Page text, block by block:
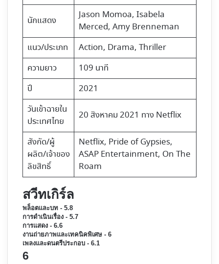
นักแสดง Jason Momoa, Isabela
Merced, Amy Brenneman
แนว/ประเภท
Action, Drama, Thriller
ความยาว
109 นาที
ปี
2021
วันเข้าฉายใน
ประเทศไทย
20 สิงหาคม 2021 ทาง Netflix
สังกัด/ผู้
ผลิต/เจ้าของ
ลิขสิทธิ์
Netflix, Pride of Gypsies,
ASAP Entertainment, On The
Roam
สวีทเกิร์ล
พล็อตและบท - 5.8
การดำเนินเรื่อง - 5.7
การแสดง - 6.6
งานถ่ายภาพและเทคนิคพิเศษ - 6
เพลงและดนตรีประกอบ - 6.1
6